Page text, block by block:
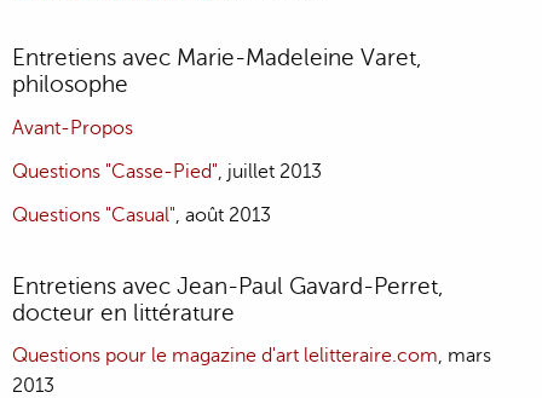
Entretiens avec Marie-Madeleine Varet,
philosophe
Avant-Propos
Questions "Casse-Pied", juillet 2013
Questions "Casual", août 2013
Entretiens avec Jean-Paul Gavard-Perret,
docteur en littérature
Questions pour le magazine d'art lelitteraire.com, mars
2013